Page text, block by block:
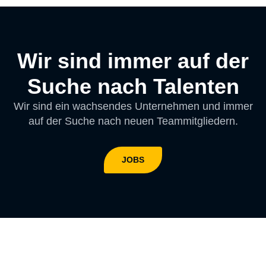
Wir sind immer auf der
Suche nach Talenten
Wir sind ein wachsendes Unternehmen und immer
auf der Suche nach neuen Teammitgliedern.
JOBS